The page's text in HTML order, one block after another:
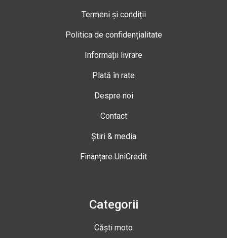
Termeni și condiții
Politica de confidențialitate
Informații livrare
Plată în rate
Despre noi
Contact
Știri & media
Finanțare UniCredit
Categorii
Căști moto